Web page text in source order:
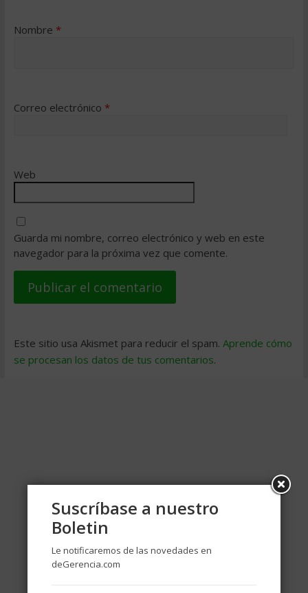
Nombre *
Correo electrónico *
Web
Guarda mi nombre, correo electrónico y web en este
navegador para la próxima vez que comente.
Este sitio usa Akismet para reducir el spam. Aprende cómo
se procesan los datos de tus comentarios.
Suscríbase a nuestro
Boletin
Le notificaremos de las novedades en
deGerencia.com